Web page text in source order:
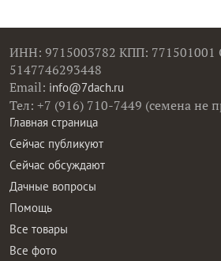
ИНН: 9715003782 КПП: 771501001
5147746293448
Email: info@7dach.ru
Тел: +7 (916) 710-7449 (семена не
Главная страница
Сейчас публикуют
Сейчас обсуждают
Дачные вопросы
Помощь
Все товары
Все фото